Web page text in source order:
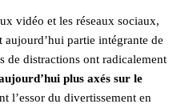
vidéo et les réseaux sociaux,
partie intégrante de
de distractions ont radicalement
plus axés sur le
l’essor du divertissement en